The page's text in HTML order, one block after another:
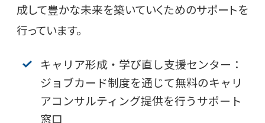
成して豊かな未来を築いていくためのサポートを
行っています。
キャリア形成・学び直し支援センター：
ジョブカード制度を通じて無料のキャリ
アコンサルティング提供を行うサポート
窓口